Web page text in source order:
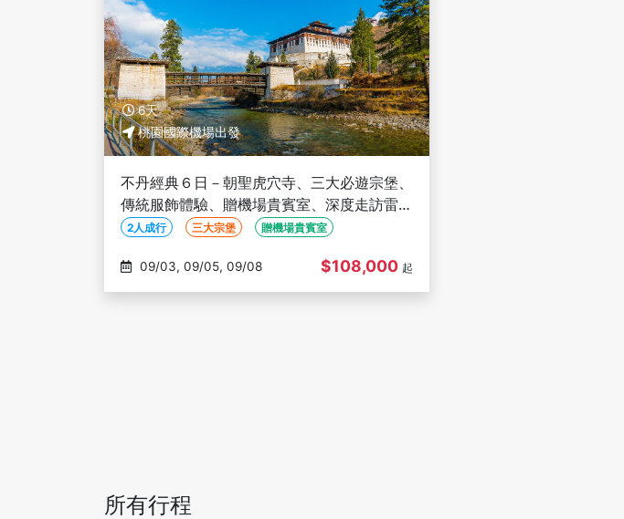
6天
桃園國際機場出發
不丹經典６日－朝聖虎穴寺、三大必遊宗堡、
傳統服飾體驗、贈機場貴賓室、深度走訪雷龍
之國、全程四星酒店【２人成行】
2人成行 三大宗堡 贈機場貴賓室
09/03, 09/05, 09/08 $108,000 起
所有行程